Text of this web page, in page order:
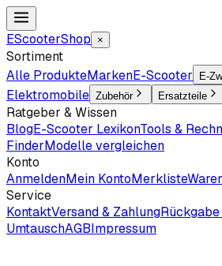
EScooterShop ×
Sortiment
Alle ProdukteMarkenE-Scooter E-
Elektromobile Zubehör Ersatzteile
Ratgeber & Wissen
BlogE-Scooter LexikonTools &
FinderModelle vergleichen
Konto
AnmeldenMein KontoMerkliste
Service
KontaktVersand & ZahlungRückgabe
UmtauschAGBImpressum